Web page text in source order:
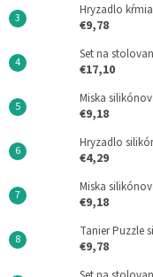
Hryzadlo
€9,78
Set na
€17,10
Miska
€9,18
Hryzadlo
€4,29
Miska
€9,18
Tanier Puzzle
€9,78